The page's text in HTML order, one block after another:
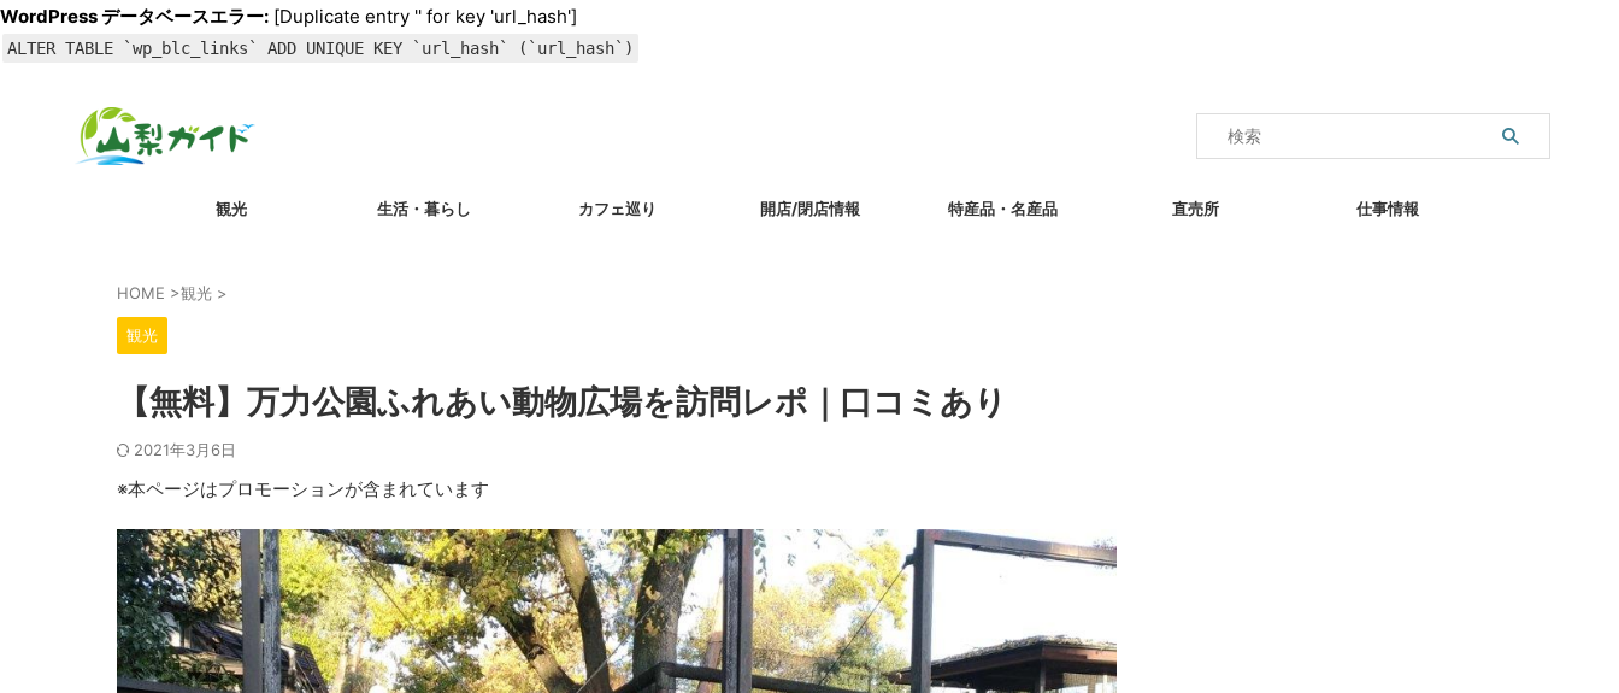
WordPress データベースエラー: [Duplicate entry '' for key 'url_hash']
ALTER TABLE `wp_blc_links` ADD UNIQUE KEY `url_hash` (`url_hash`)
観光 生活・暮らし カフェ巡り 開店/閉店情報 特産品・名産品 直売所 仕事情報
HOME >観光 >
観光
【無料】万力公園ふれあい動物広場を訪問レポ｜口コミあり
2021年3月6日
※本ページはプロモーションが含まれています